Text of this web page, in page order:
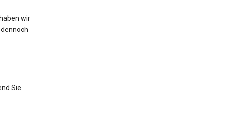
wir
Sie